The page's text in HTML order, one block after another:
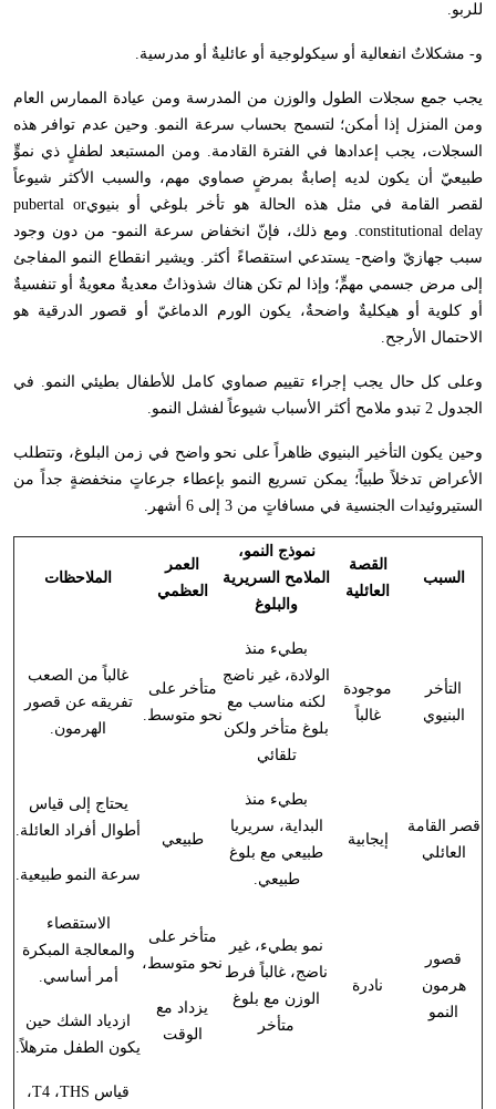
للربو.
و- مشكلاتٌ انفعالية أو سيكولوجية أو عائليةٌ أو مدرسية.
يجب جمع سجلات الطول والوزن من المدرسة ومن عيادة الممارس العام
ومن المنزل إذا أمكن؛ لتسمح بحساب سرعة النمو. وحين عدم توافر هذه
السجلات، يجب إعدادها في الفترة القادمة. ومن المستبعد لطفلٍ ذي نموٍّ
طبيعيّ أن يكون لديه إصابةٌ بمرضٍ صماوي مهم، والسبب الأكثر شيوعاً
لقصر القامة في مثل هذه الحالة هو تأخر بلوغي أو بنيويpubertal or
constitutional delay. ومع ذلك، فإنّ انخفاض سرعة النمو- من دون وجود
سبب جهازيّ واضح- يستدعي استقصاءً أكثر. ويشير انقطاع النمو المفاجئ
إلى مرض جسمي مهمٍّ؛ وإذا لم تكن هناك شذوذاتٌ معديةٌ معويةٌ أو تنفسيةٌ
أو كلوية أو هيكليةٌ واضحةٌ، يكون الورم الدماغيّ أو قصور الدرقية هو
الاحتمال الأرجح.
وعلى كل حال يجب إجراء تقييم صماوي كامل للأطفال بطيئي النمو. في
الجدول 2 تبدو ملامح أكثر الأسباب شيوعاً لفشل النمو.
وحين يكون التأخير البنيوي ظاهراً على نحو واضح في زمن البلوغ، وتتطلب
الأعراض تدخلاً طبياً؛ يمكن تسريع النمو بإعطاء جرعاتٍ منخفضةٍ جداً من
الستيروئيدات الجنسية في مسافاتٍ من 3 إلى 6 أشهر.
السبب
القصة
العائلية
نموذج النمو،
الملامح السريرية
والبلوغ
العمر
العظمي
الملاحظات
التأخر
البنيوي
موجودة
غالباً
بطيء منذ
الولادة، غير ناضج
لكنه مناسب مع
بلوغ متأخر ولكن
تلقائي
متأخر على
نحو متوسط.
غالباً من الصعب
تفريقه عن قصور
الهرمون.
قصر القامة
العائلي
إيجابية
بطيء منذ
البداية، سريريا
طبيعي مع بلوغ
طبيعي.
طبيعي
يحتاج إلى قياس
أطوال أفراد العائلة.
سرعة النمو طبيعية.
قصور
هرمون
النمو
نادرة
نمو بطيء، غير
ناضج، غالباً فرط
الوزن مع بلوغ
متأخر
متأخر على
نحو متوسط،
يزداد مع
الوقت
الاستقصاء
والمعالجة المبكرة
أمر أساسي.
ازدياد الشك حين
يكون الطفل مترهلاً.
قياس THS، T4،